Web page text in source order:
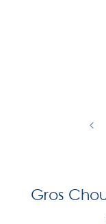
Gros